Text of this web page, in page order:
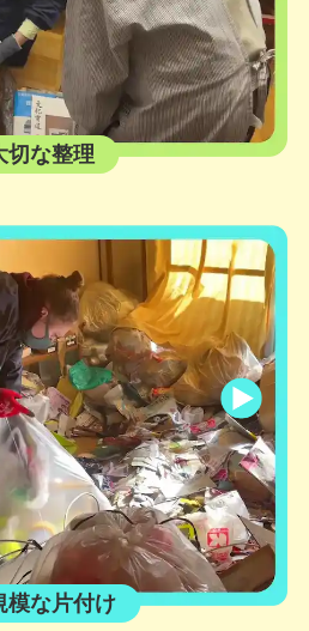
切な整理
模な片付け